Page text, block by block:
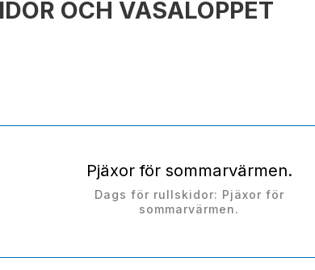
OCH VASALOPPET
Pjäxor för sommarvärmen.
Dags för rullskidor: Pjäxor för
sommarvärmen.